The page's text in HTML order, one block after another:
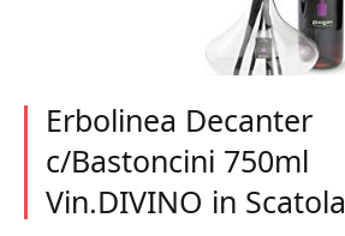
Erbolinea Decanter
c/Bastoncini 750ml
Vin.DIVINO in Scatola